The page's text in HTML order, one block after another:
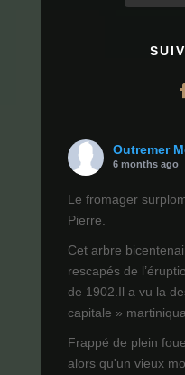
Outremer
6 months ago
Le fromager
Pierre.
Cet arbre
rescapés de
de 1902.Il a vu la
capitale »
Frappé de plein
alors qu'un vieux